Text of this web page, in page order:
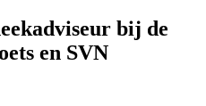
bij de
en SVN